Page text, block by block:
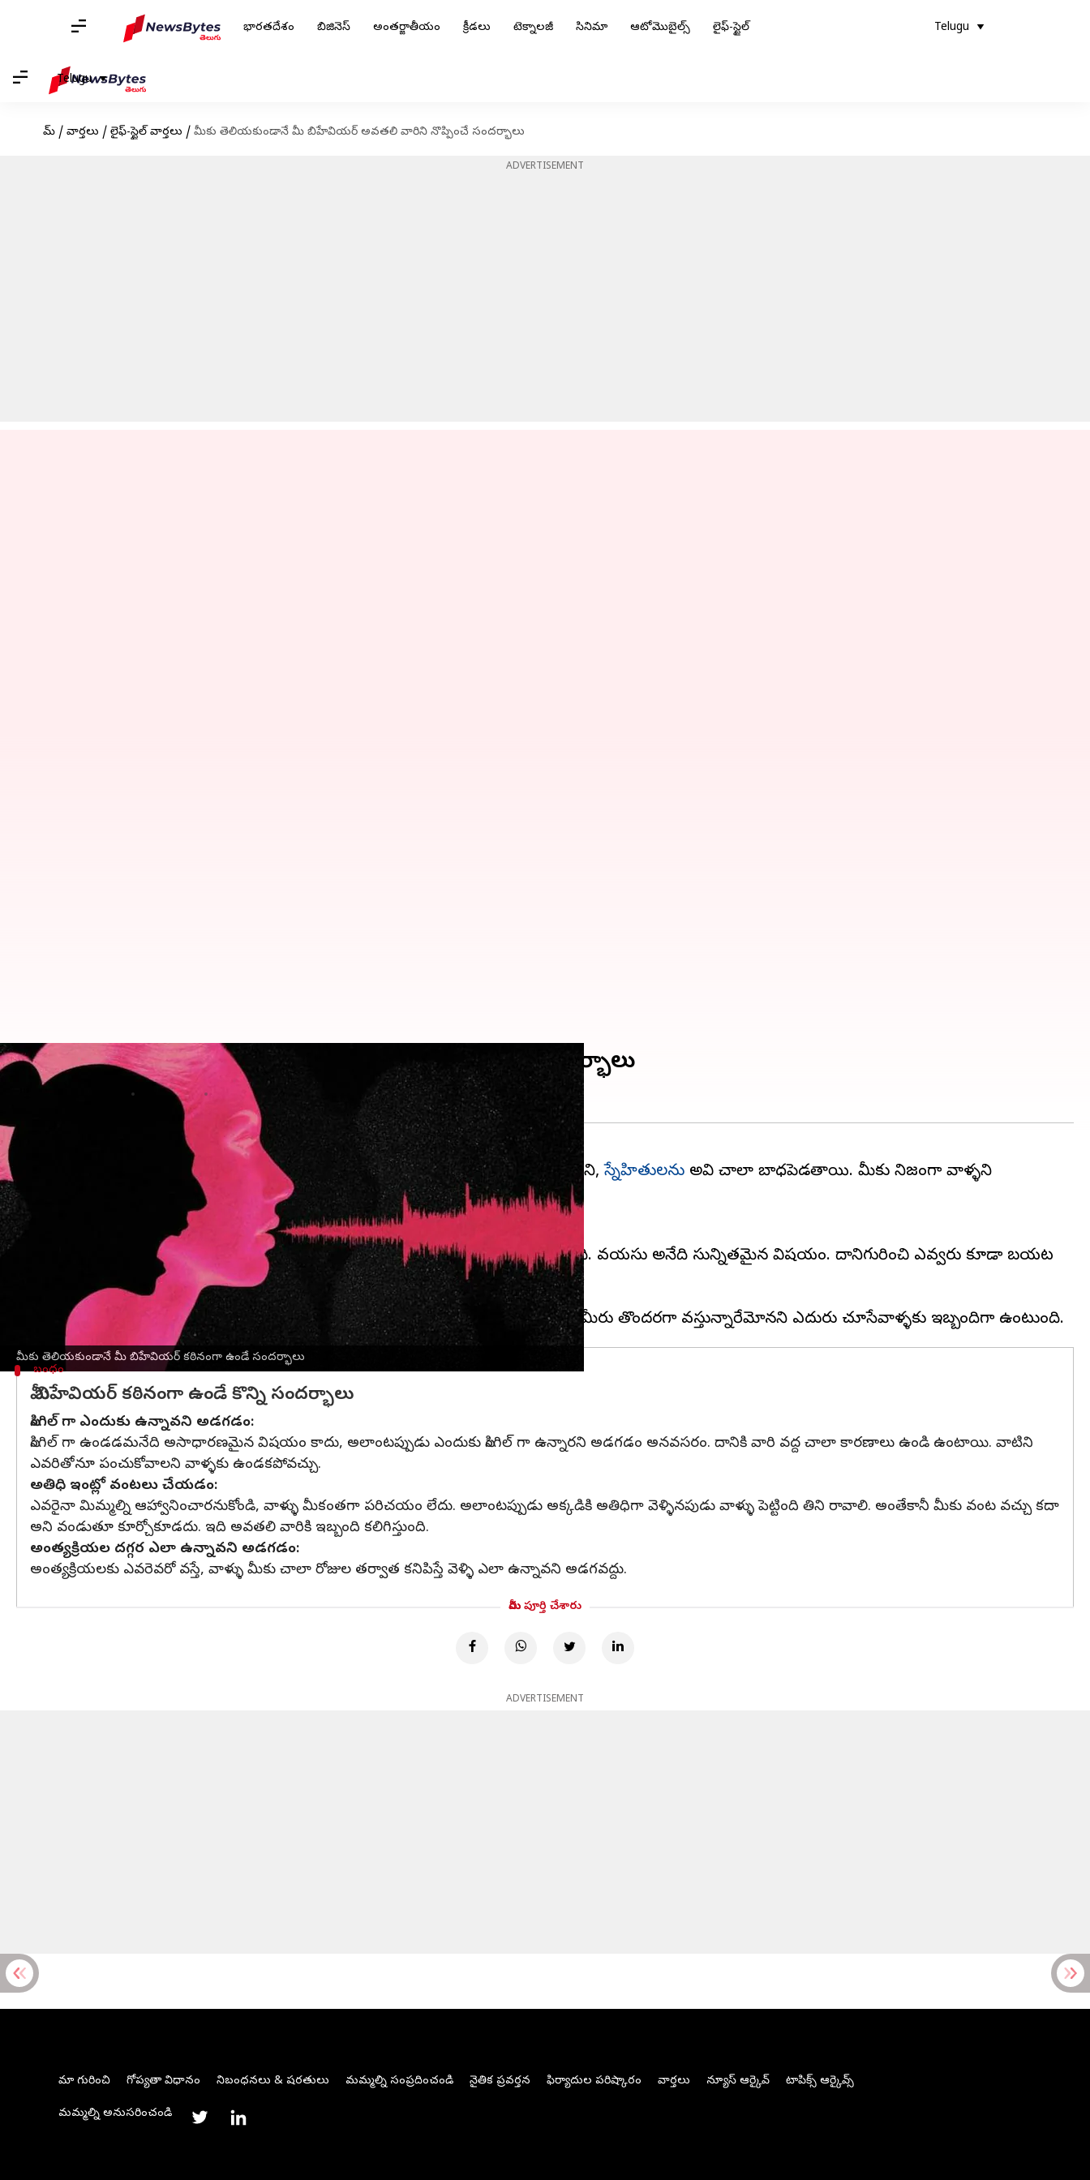
భారతదేశం బిజినెస్ అంతర్జాతీయం క్రీడలు టెక్నాలజీ సినిమా ఆటోమొబైల్స్ లైఫ్-స్టైల్ Telugu
Telugu
హోమ్ / వార్తలు / లైఫ్-స్టైల్ వార్తలు / మీకు తెలియకుండానే మీ బిహేవియర్ అవతలి వారిని నొప్పించే సందర్భాలు
ADVERTISEMENT
మీకు తెలియకుండానే మీ బిహేవియర్ కఠినంగా ఉండే సందర్భాలు
మీకు తెలియకుండానే మీ బిహేవియర్ అవతలి వారిని నొప్పించే సందర్భాలు
Mar 03, 2023 06:02 pm
కొన్ని సందర్భాల్లో మీరు మాట్లాడే మాటలు మీకు సాదాసీదాగానే కనిపిస్తాయి. కానీ అవతలి వారిని,స్నేహితులను అవి చాలా బాధపెడతాయి. మీకు నిజంగా వాళ్ళని
బాధపెట్టాలని ఉండదు. అయినా అనుకోకుండా అలా జరిగిపోతూ ఉంటుంది.
వయసు చెప్పడం:
అవతలి వాళ్ళు అడక్కముందే మీ వయసు ఇంతుంటుందని చెప్పడం వాళ్లను బాధపెడుతుంది. వయసు అనేది సున్నితమైన విషయం. దానిగురించి ఎవ్వరు కూడా బయట
దార్లో ఉన్నానని చెప్పడం:
బంధం
మీ బిహేవియర్ కఠినంగా ఉండే కొన్ని సందర్భాలు
సింగిల్ గా ఎందుకు ఉన్నావని అడగడం:
సింగిల్ గా ఉండడమనేది అసాధారణమైన విషయం కాదు, అలాంటప్పుడు ఎందుకు సింగిల్ గా ఉన్నారని అడగడం అనవసరం. దానికి వారి వద్ద చాలా కారణాలు ఉండి ఉంటాయి. వాటిని
ఎవరితోనూ పంచుకోవాలని వాళ్ళకు ఉండకపోవచ్చు.
అతిధి ఇంట్లో వంటలు చేయడం:
ఎవరైనా మిమ్మల్ని ఆహ్వానించారనుకోండి, వాళ్ళు మీకంతగా పరిచయం లేదు. అలాంటప్పుడు అక్కడికి అతిధిగా వెళ్ళినపుడు వాళ్ళు పెట్టింది తిని రావాలి. అంతేకానీ మీకు వంట వచ్చు కదా
అని వండుతూ కూర్చోకూడదు. ఇది అవతలి వారికి ఇబ్బంది కలిగిస్తుంది.
అంత్యక్రియల దగ్గర ఎలా ఉన్నావని అడగడం:
అంత్యక్రియలకు ఎవరెవరో వస్తే, వాళ్ళు మీకు చాలా రోజుల తర్వాత కనిపిస్తే వెళ్ళి ఎలా ఉన్నావని అడగవద్దు.
మీరు పూర్తి చేశారు
ADVERTISEMENT
మా గురించి గోప్యతా విధానం నిబంధనలు & షరతులు మమ్మల్ని సంప్రదించండి నైతిక ప్రవర్తన ఫిర్యాదుల పరిష్కారం వార్తలు న్యూస్ ఆర్కైవ్ టాపిక్స్ ఆర్కైవ్స్
మమ్మల్ని అనుసరించండి